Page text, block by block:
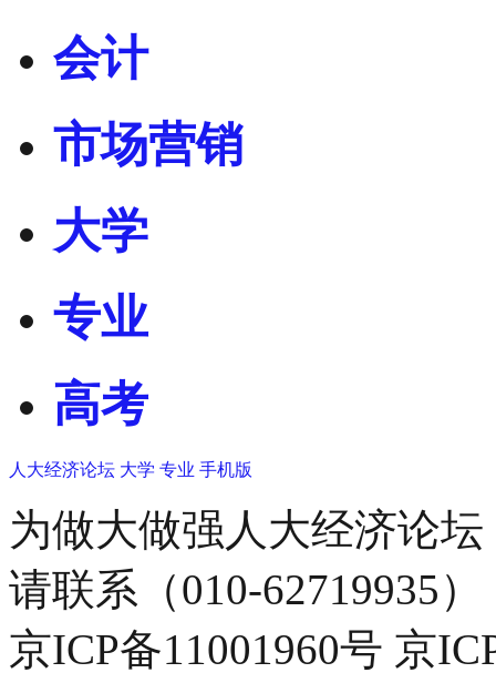
会计
市场营销
大学
专业
高考
人大经济论坛 大学 专业 手机版
为做大做强人大经济论
请联系（010-62719935）
京ICP备11001960号 京